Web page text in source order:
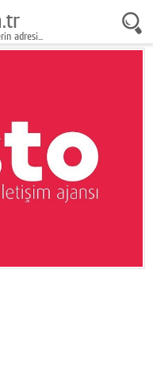
adresi...